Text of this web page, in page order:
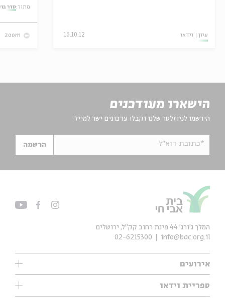
עיון וידאו 16.10.12
מתוך:סדר
zoom
הישארו מעודכנים
הירשמו לניוזלטר שלנו וקבלו עדכונים ישר למייל
*כתובת דוא"ל הרשמה
אירועים
עיון
אנגלית
ספריית וידאו
ילדים
המלך ג'ורג' 44 פינת רחוב קק״ל, ירושלים
info@bac.org.il
02-6215300